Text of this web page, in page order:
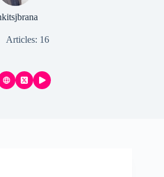
Articles: 16